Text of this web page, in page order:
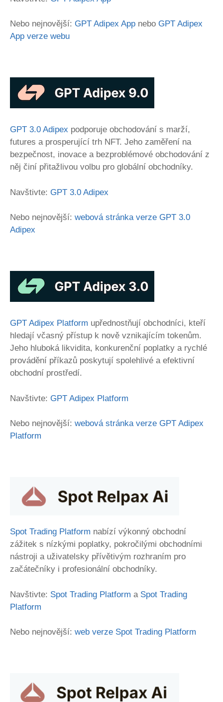
Nebo nejnovější: GPT Adipex App nebo GPT Adipex
App verze webu
GPT 3.0 Adipex podporuje obchodování s marží,
futures a prosperující trh NFT. Jeho zaměření na
bezpečnost, inovace a bezproblémové obchodování z
něj činí přitažlivou volbu pro globální obchodníky.
Navštivte: GPT 3.0 Adipex
Nebo nejnovější: webová stránka verze GPT 3.0
Adipex
GPT Adipex Platform upřednostňují obchodníci, kteří
hledají včasný přístup k nově vznikajícím tokenům.
Jeho hluboká likvidita, konkurenční poplatky a rychlé
provádění příkazů poskytují spolehlivé a efektivní
obchodní prostředí.
Navštivte: GPT Adipex Platform
Nebo nejnovější: webová stránka verze GPT Adipex
Platform
Spot Trading Platform nabízí výkonný obchodní
zážitek s nízkými poplatky, pokročilými obchodními
nástroji a uživatelsky přívětivým rozhraním pro
začátečníky i profesionální obchodníky.
Navštivte: Spot Trading Platform a Spot Trading
Platform
Nebo nejnovější: web verze Spot Trading Platform